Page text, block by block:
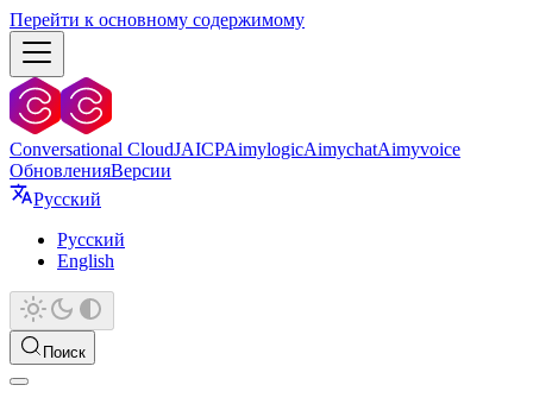
Перейти к основному содержимому
Conversational CloudJAICPAimylogicAimychatAimyvoice
ОбновленияВерсии
Русский
Русский
English
Поиск